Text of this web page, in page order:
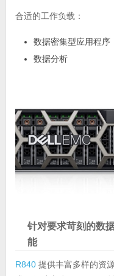
合适的工作负载：
数据密集型应用程序
数据分析
针对要求苛刻的数
能
R840提供丰富多样的资